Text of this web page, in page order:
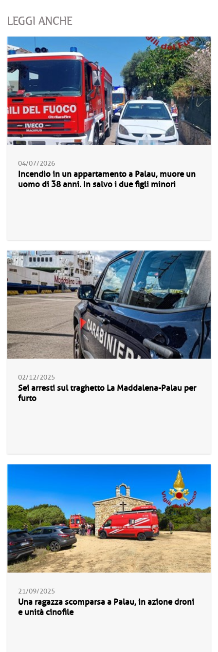
LEGGI ANCHE
04/07/2026
Incendio in un appartamento a Palau, muore un
uomo di 38 anni. In salvo i due figli minori
02/12/2025
Sei arresti sul traghetto La Maddalena-Palau per
furto
21/09/2025
Una ragazza scomparsa a Palau, in azione droni
e unità cinofile